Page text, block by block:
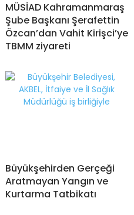
MÜSİAD Kahramanmaraş
Şube Başkanı Şerafettin
Özcan’dan Vahit Kirişci’ye
TBMM ziyareti
Büyükşehirden Gerçeği
Aratmayan Yangın ve
Kurtarma Tatbikatı